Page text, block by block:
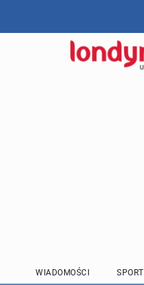
WIADOMOŚCI SPORT